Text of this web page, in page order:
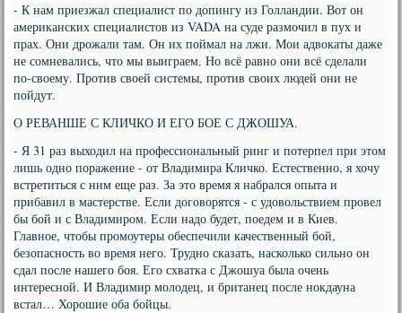
- К нам приезжал специалист по допингу из Голландии. Вот он
американских специалистов из VADA на суде размочил в пух и
прах. Они дрожали там. Он их поймал на лжи. Мои адвокаты даже
не сомневались, что мы выиграем. Но всё равно они всё сделали
по-своему. Против своей системы, против своих людей они не
пойдут.
О РЕВАНШЕ С КЛИЧКО И ЕГО БОЕ С ДЖОШУА.
- Я 31 раз выходил на профессиональный ринг и потерпел при этом
лишь одно поражение - от Владимира Кличко. Естественно, я хочу
встретиться с ним еще раз. За это время я набрался опыта и
прибавил в мастерстве. Если договорятся - с удовольствием провел
бы бой и с Владимиром. Если надо будет, поедем и в Киев.
Главное, чтобы промоутеры обеспечили качественный бой,
безопасность во время него. Трудно сказать, насколько сильно он
сдал после нашего боя. Его схватка с Джошуа была очень
интересной. И Владимир молодец, и британец после нокдауна
встал… Хорошие оба бойцы.